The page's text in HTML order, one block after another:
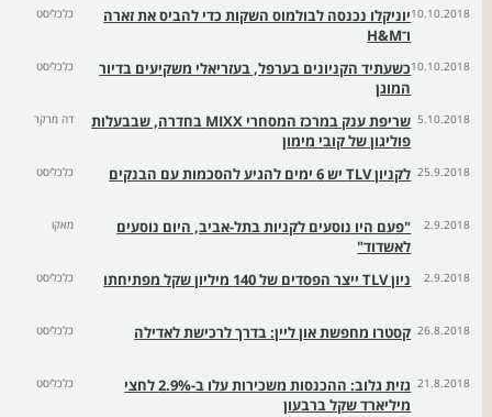
10.10.2018יוניקלו נכנסה לבולמוס השקות כדי להביס את זארה
ו־H&M
כלכליסט
10.10.2018כשעתיד הקניונים בערפל, בעזריאלי משקיעים בדיור
המוגן
כלכליסט
5.10.2018
שריפת ענק במרכז המסחרי MIXX בחדרה, שבבעלות
פוליגון של קובי מימון
דה מרקר
25.9.2018 לקניון TLV יש 6 ימים להגיע להסכמות עם הבנקים כלכליסט
2.9.2018
"פעם היו נוסעים לקניות בתל-אביב, היום נוסעים
לאשדוד"
מאקו
2.9.2018 ניון TLV ייצר הפסדים של 140 מיליון שקל מפתיחתו כלכליסט
26.8.2018 קסטרו מחפשת און ליין: בדרך לרכישת לאדילה כלכליסט
21.8.2018
גזית גלוב: ההכנסות משכירות עלו ב-2.9% לחצי
מיליארד שקל ברבעון
כלכליסט